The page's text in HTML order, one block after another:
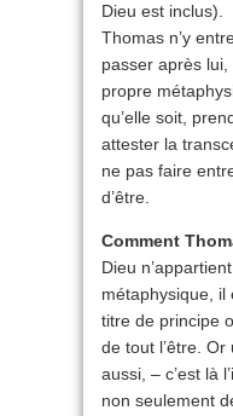
Dieu est inclus).
Thomas n’y
passer après
propre
qu’elle soit,
attester la
ne pas faire
d’être.
Comment
Dieu
métaphysique, il
titre de principe
de tout l’être. Or
aussi, – c’est là
non seulement